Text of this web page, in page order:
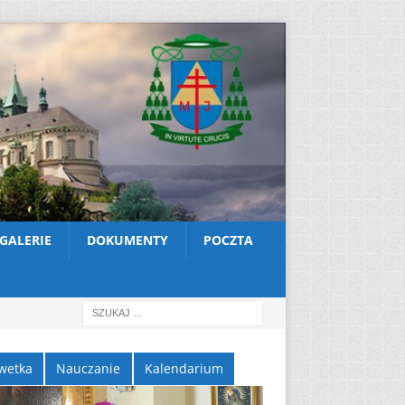
GALERIE DOKUMENTY POCZTA
Nauczanie Kalendarium